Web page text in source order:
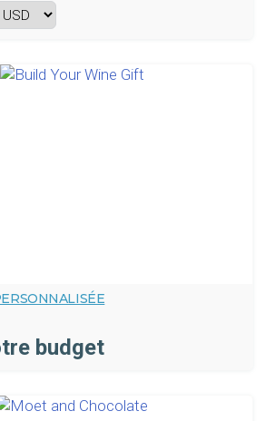
budget